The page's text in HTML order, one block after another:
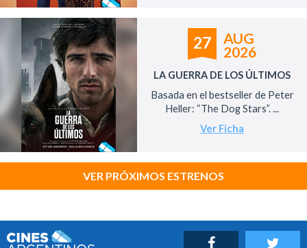
27
AUG
2026
LA GUERRA DE LOS ÚLTIMOS
Basada en el bestseller de Peter
Heller: “The Dog Stars”. ...
Ver Ficha
VER PRÓXIMOS ESTRENOS